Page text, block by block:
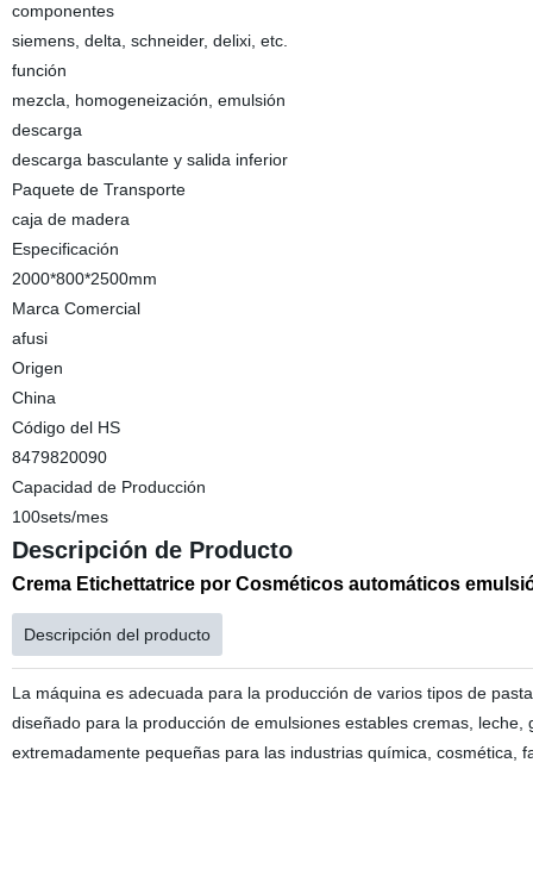
componentes
siemens, delta, schneider, delixi, etc.
función
mezcla, homogeneización, emulsión
descarga
descarga basculante y salida inferior
Paquete de Transporte
caja de madera
Especificación
2000*800*2500mm
Marca Comercial
afusi
Origen
China
Código del HS
8479820090
Capacidad de Producción
100sets/mes
Descripción de Producto
Crema Etichettatrice por Cosméticos automáticos
Descripción del producto
La máquina es adecuada para la producción de varios tipos de
diseñado para la producción de emulsiones estables cremas,
extremadamente pequeñas para las industrias química, cosmética,